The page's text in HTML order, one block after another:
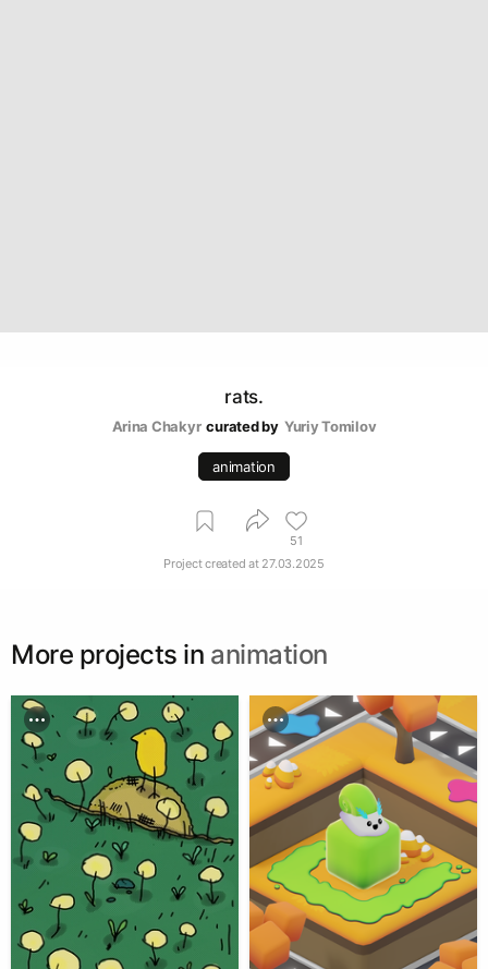
rats.
Arina Chakyr curated by Yuriy Tomilov
animation
51
Project created at 27.03.2025
More projects in animation